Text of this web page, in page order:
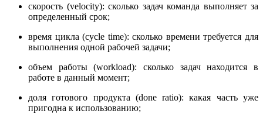
скорость (velocity): сколько задач команда выполняет за
определенный срок;
время цикла (cycle time): сколько времени требуется для
выполнения одной рабочей задачи;
объем работы (workload): сколько задач находится в
работе в данный момент;
доля готового продукта (done ratio): какая часть уже
пригодна к использованию;